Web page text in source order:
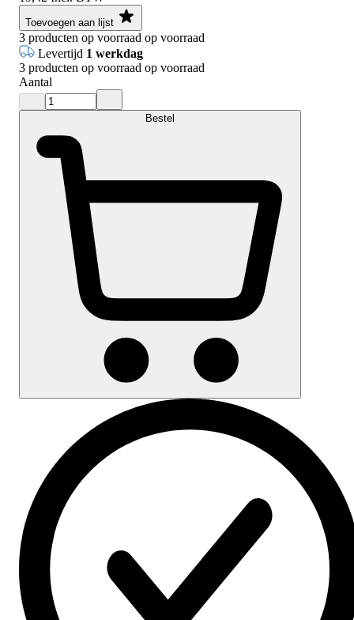
Toevoegen aan lijst
3 producten op voorraad op voorraad
Levertijd 1 werkdag
3 producten op voorraad op voorraad
Aantal
Bestel